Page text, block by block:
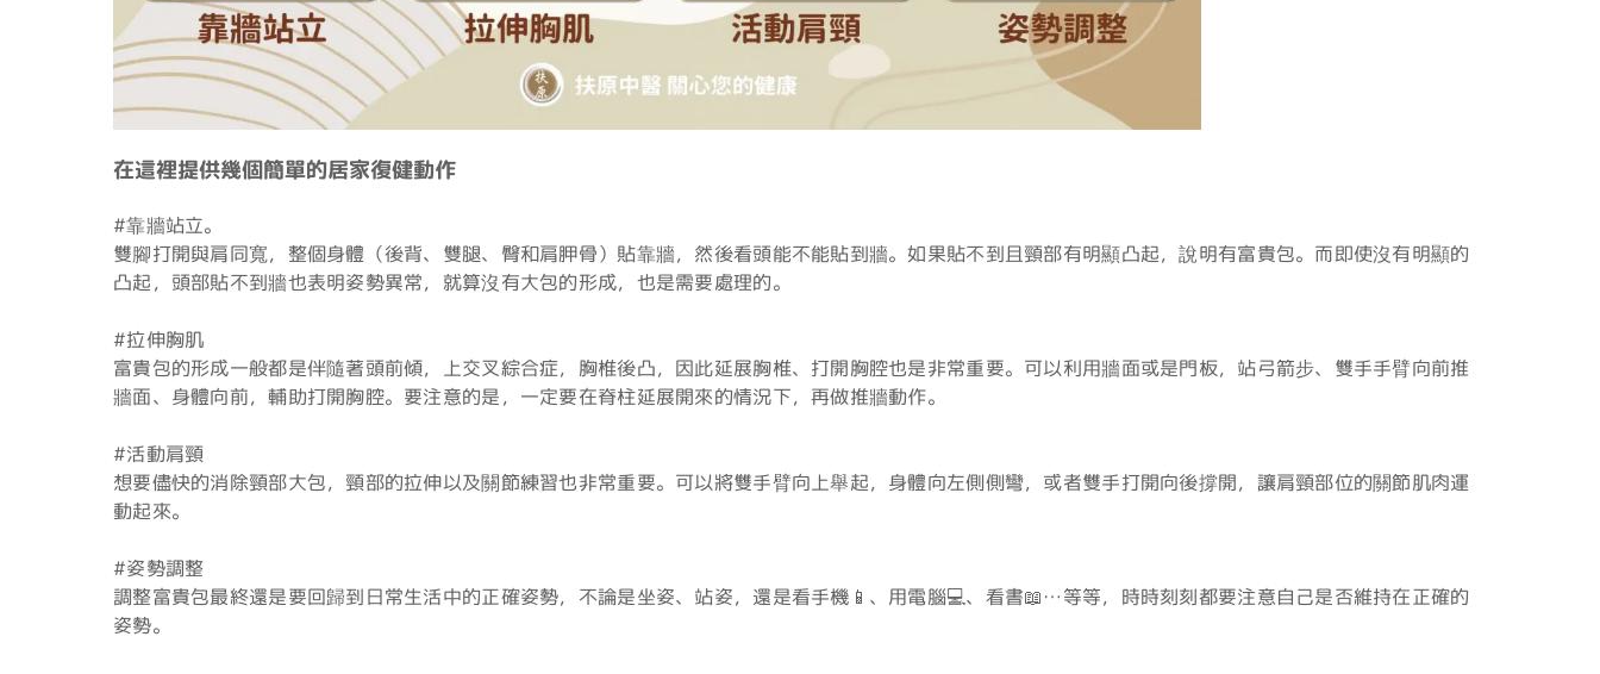
在這裡提供幾個簡單的居家復健動作
#靠牆站立。
雙腳打開與肩同寬，整個身體（後背、雙腿、臀和肩胛骨）貼靠牆，然後看頭能不能貼到牆。如果貼不到且頸部有明顯凸起，說明有富貴包。而即使沒有明顯的
凸起，頭部貼不到牆也表明姿勢異常，就算沒有大包的形成，也是需要處理的。
#拉伸胸肌
富貴包的形成一般都是伴隨著頭前傾，上交叉綜合症，胸椎後凸，因此延展胸椎、打開胸腔也是非常重要。可以利用牆面或是門板，站弓箭步、雙手手臂向前推
牆面、身體向前，輔助打開胸腔。要注意的是，一定要在脊柱延展開來的情況下，再做推牆動作。
#活動肩頸
想要儘快的消除頸部大包，頸部的拉伸以及關節練習也非常重要。可以將雙手臂向上舉起，身體向左側側彎，或者雙手打開向後撐開，讓肩頸部位的關節肌肉運
動起來。
#姿勢調整
調整富貴包最終還是要回歸到日常生活中的正確姿勢，不論是坐姿、站姿，還是看手機📱、用電腦💻、看書📖…等等，時時刻刻都要注意自己是否維持在正確的
姿勢。